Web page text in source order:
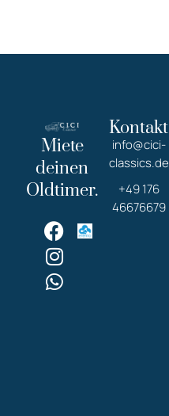
Miete
deinen
Oldtimer.
Kontakt
info@cici-
classics.de
+49 176
46676679